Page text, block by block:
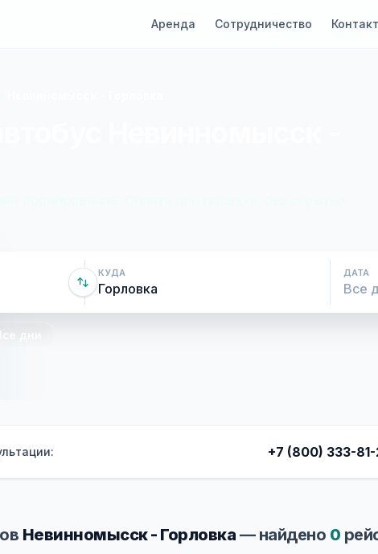
Аренда Сотрудничество
КУДА ДАТА
дни
+7 (800) 333-81-
Невинномысск - Горловка — найдено 0